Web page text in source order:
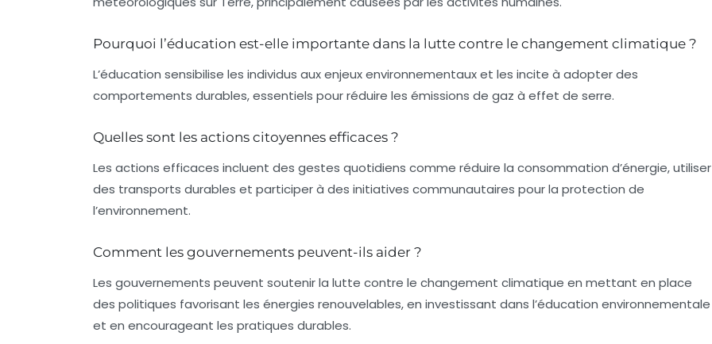
Pourquoi l’éducation est-elle importante dans la lutte contre le changement climatique ?
L’éducation sensibilise les individus aux enjeux environnementaux et les incite à adopter des
comportements durables, essentiels pour réduire les émissions de gaz à effet de serre.
Quelles sont les actions citoyennes efficaces ?
Les actions efficaces incluent des gestes quotidiens comme réduire la consommation d’énergie, utiliser
des transports durables et participer à des initiatives communautaires pour la protection de
l’environnement.
Comment les gouvernements peuvent-ils aider ?
Les gouvernements peuvent soutenir la lutte contre le changement climatique en mettant en place
des politiques favorisant les énergies renouvelables, en investissant dans l’éducation environnementale
et en encourageant les pratiques durables.